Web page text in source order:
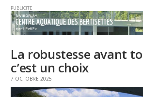
PUBLICITE
La robustesse avant
c’est un choix
7 OCTOBRE 2025